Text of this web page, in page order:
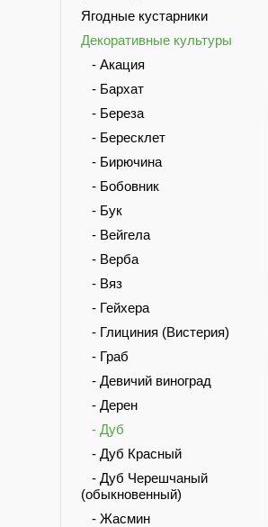
Ягодные кустарники
Декоративные культуры
- Акация
- Бархат
- Береза
- Бересклет
- Бирючина
- Бобовник
- Бук
- Вейгела
- Верба
- Вяз
- Гейхера
- Глициния (Вистерия)
- Граб
- Девичий виноград
- Дерен
- Дуб
- Дуб Красный
- Дуб Черешчаный
(обыкновенный)
- Жасмин